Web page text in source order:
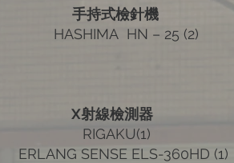
手持式檢針機
HASHIMA HN – 25 (2)
X射線檢測器
RIGAKU(1)
ERLANG SENSE ELS-360HD (1)